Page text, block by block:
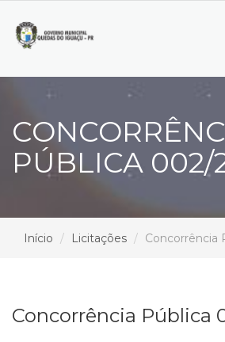
PÚBLICA 002/
Início Licitações Concorrência
Concorrência Pública